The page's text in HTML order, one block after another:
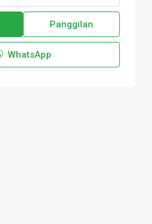
Panggilan
WhatsApp